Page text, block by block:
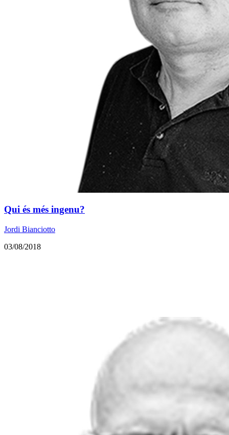
Qui és més ingenu?
Jordi Bianciotto
03/08/2018